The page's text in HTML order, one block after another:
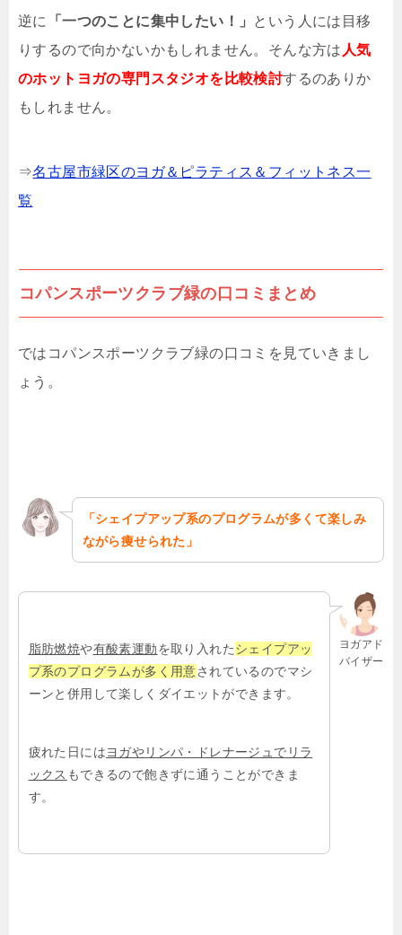
逆に 「一つのことに集中したい！」 という人には目移
りするので向かないかもしれません。そんな方は 人気
のホットヨガの専門スタジオを比較検討するのありか
もしれません。
⇒名古屋市緑区のヨガ＆ピラティス＆フィットネス一
覧
コパンスポーツクラブ緑の口コミまとめ
ではコパンスポーツクラブ緑の口コミを見ていきまし
ょう。
「シェイプアップ系のプログラムが多くて楽しみ
ながら痩せられた」
ヨガアド
バイザー
脂肪燃焼や有酸素運動を取り入れたシェイプアッ
プ系のプログラムが多く用意されているのでマシ
ーンと併用して楽しくダイエットができます。
疲れた日にはヨガやリンパ・ドレナージュでリラ
ックス もできるので飽きずに通うことができま
す。